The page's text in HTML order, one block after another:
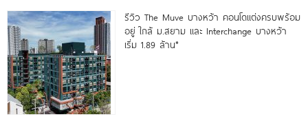
รีวิว The Muve บางหว้า คอนโดแต่งครบพร้อม
อยู่ ใกล้ ม.สยาม และ Interchange บางหว้า
เริ่ม 1.89 ล้าน*